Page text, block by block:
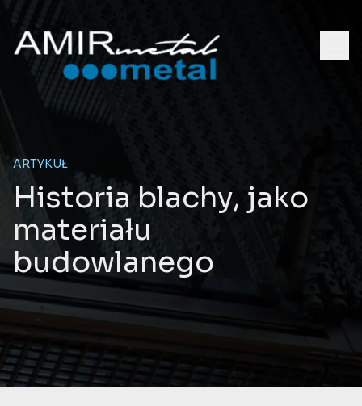
ARTYKUŁ
Historia blachy, jako
materiału
budowlanego